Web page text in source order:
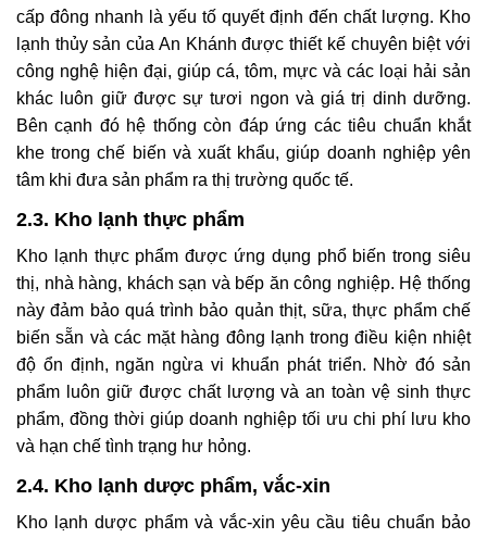
cấp đông nhanh là yếu tố quyết định đến chất lượng. Kho
lạnh thủy sản của An Khánh được thiết kế chuyên biệt với
công nghệ hiện đại, giúp cá, tôm, mực và các loại hải sản
khác luôn giữ được sự tươi ngon và giá trị dinh dưỡng.
Bên cạnh đó hệ thống còn đáp ứng các tiêu chuẩn khắt
khe trong chế biến và xuất khẩu, giúp doanh nghiệp yên
tâm khi đưa sản phẩm ra thị trường quốc tế.
2.3. Kho lạnh thực phẩm
Kho lạnh thực phẩm được ứng dụng phổ biến trong siêu
thị, nhà hàng, khách sạn và bếp ăn công nghiệp. Hệ thống
này đảm bảo quá trình bảo quản thịt, sữa, thực phẩm chế
biến sẵn và các mặt hàng đông lạnh trong điều kiện nhiệt
độ ổn định, ngăn ngừa vi khuẩn phát triển. Nhờ đó sản
phẩm luôn giữ được chất lượng và an toàn vệ sinh thực
phẩm, đồng thời giúp doanh nghiệp tối ưu chi phí lưu kho
và hạn chế tình trạng hư hỏng.
2.4. Kho lạnh dược phẩm, vắc-xin
Kho lạnh dược phẩm và vắc-xin yêu cầu tiêu chuẩn bảo